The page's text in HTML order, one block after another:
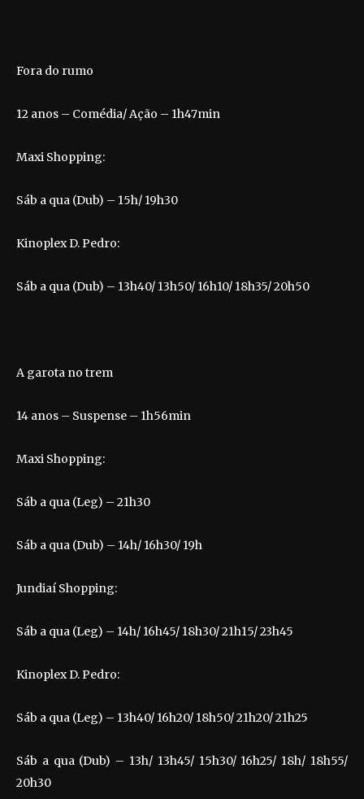
Fora do rumo
12 anos – Comédia/ Ação – 1h47min
Maxi Shopping:
Sáb a qua (Dub) – 15h/ 19h30
Kinoplex D. Pedro:
Sáb a qua (Dub) – 13h40/ 13h50/ 16h10/ 18h35/ 20h50
A garota no trem
14 anos – Suspense – 1h56min
Maxi Shopping:
Sáb a qua (Leg) – 21h30
Sáb a qua (Dub) – 14h/ 16h30/ 19h
Jundiaí Shopping:
Sáb a qua (Leg) – 14h/ 16h45/ 18h30/ 21h15/ 23h45
Kinoplex D. Pedro:
Sáb a qua (Leg) – 13h40/ 16h20/ 18h50/ 21h20/ 21h25
Sáb a qua (Dub) – 13h/ 13h45/ 15h30/ 16h25/ 18h/ 18h55/
20h30